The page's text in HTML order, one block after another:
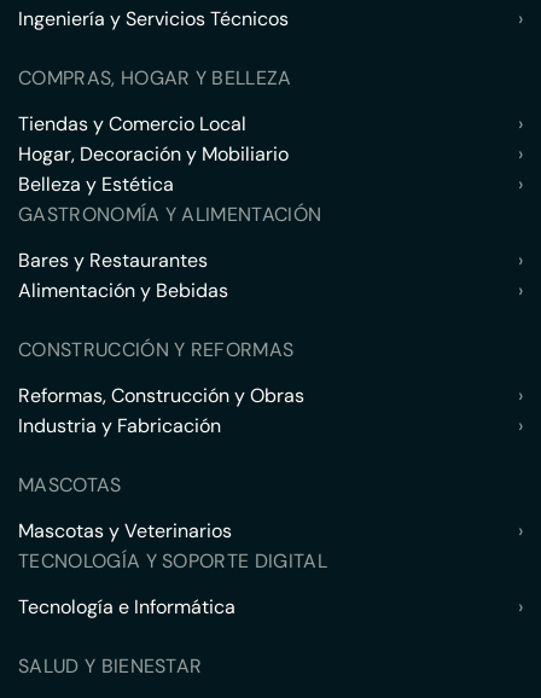
Ingeniería y Servicios Técnicos
›
COMPRAS, HOGAR Y BELLEZA
Tiendas y Comercio Local
›
Hogar, Decoración y Mobiliario
›
Belleza y Estética
›
GASTRONOMÍA Y ALIMENTACIÓN
Bares y Restaurantes
›
Alimentación y Bebidas
›
CONSTRUCCIÓN Y REFORMAS
Reformas, Construcción y Obras
›
Industria y Fabricación
›
MASCOTAS
Mascotas y Veterinarios
›
TECNOLOGÍA Y SOPORTE DIGITAL
Tecnología e Informática
›
SALUD Y BIENESTAR